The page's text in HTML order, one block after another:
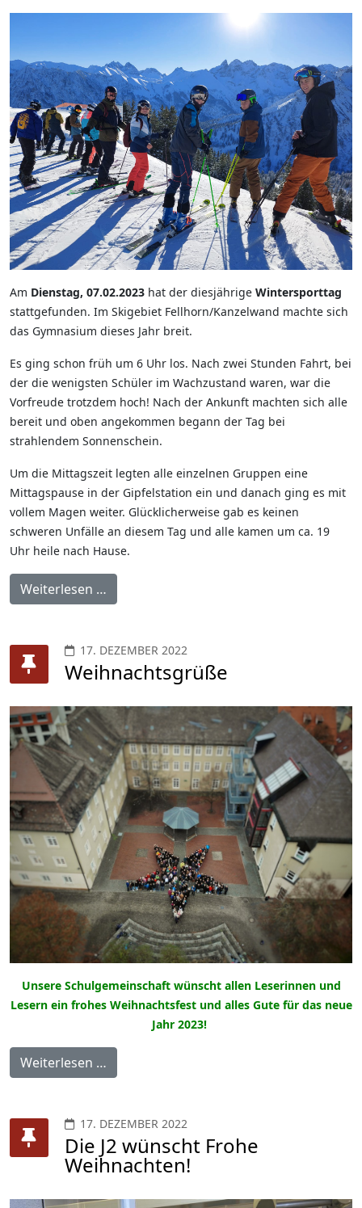
Am Dienstag, 07.02.2023 hat der diesjährige Wintersporttag
stattgefunden. Im Skigebiet Fellhorn/Kanzelwand machte sich
das Gymnasium dieses Jahr breit.
Es ging schon früh um 6 Uhr los. Nach zwei Stunden Fahrt, bei
der die wenigsten Schüler im Wachzustand waren, war die
Vorfreude trotzdem hoch! Nach der Ankunft machten sich alle
bereit und oben angekommen begann der Tag bei
strahlendem Sonnenschein.
Um die Mittagszeit legten alle einzelnen Gruppen eine
Mittagspause in der Gipfelstation ein und danach ging es mit
vollem Magen weiter. Glücklicherweise gab es keinen
schweren Unfälle an diesem Tag und alle kamen um ca. 19
Uhr heile nach Hause.
Weiterlesen …
17. DEZEMBER 2022
Weihnachtsgrüße
Unsere Schulgemeinschaft wünscht allen Leserinnen und
Lesern ein frohes Weihnachtsfest und alles Gute für das neue
Jahr 2023!
Weiterlesen …
17. DEZEMBER 2022
Die J2 wünscht Frohe
Weihnachten!